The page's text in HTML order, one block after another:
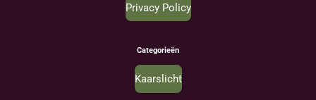
Privacy Policy
Categorieën
Kaarslicht